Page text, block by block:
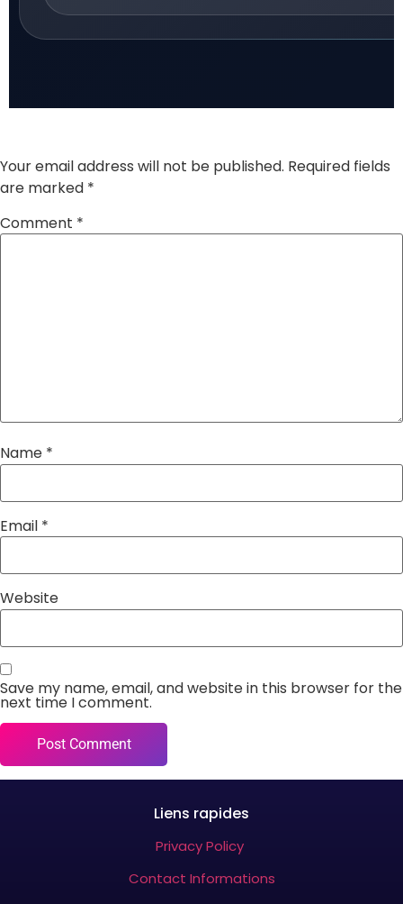
Your email address will not be published. Required fields
are marked *
Comment *
Name *
Email *
Website
Save my name, email, and website in this browser for the
next time I comment.
Liens rapides
Privacy Policy
Contact Informations